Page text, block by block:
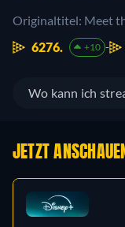
Originaltitel: Meet
6276.
+10
Wo kann ich
JETZT ANSCHAUEN